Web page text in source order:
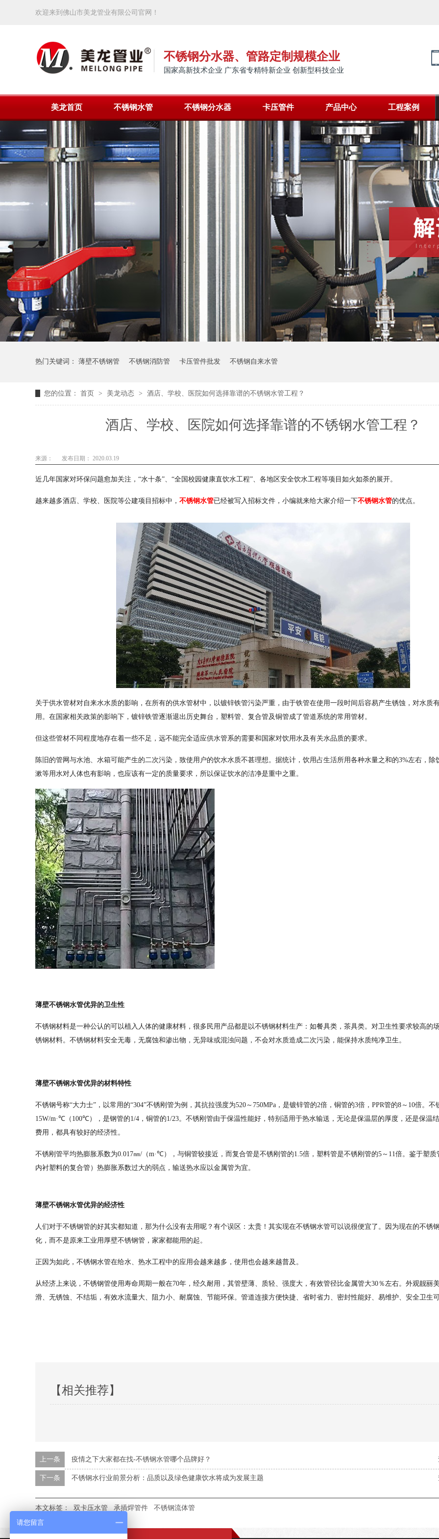
欢迎来到佛山市美龙管业有限公司官网！
不锈钢分水器、管路定制规模企业
国家高新技术企业 广东省专精特新企业 创新型科技企业
美龙首页 不锈钢水管 不锈钢分水器 卡压管件 产品中心 工程案例
热门关键词： 薄壁不锈钢管 不锈钢消防管 卡压管件批发 不锈钢自来水管
您的位置： 首页 > 美龙动态 > 酒店、学校、医院如何选择靠谱的不锈钢水管工程？
酒店、学校、医院如何选择靠谱的不锈钢水管工程？
来源： 发布日期： 2020.03.19
近几年国家对环保问题愈加关注，“水十条”、“全国校园健康直饮水工程”、各地区安全饮水工程等项目如火如荼的展开。
越来越多酒店、学校、医院等公建项目招标中， 不锈钢水管已经被写入招标文件，小编就来给大家介绍一下不锈钢水管的优点。
关于供水管材对自来水水质的影响，在所有的供水管材中，以镀锌铁管污染严重，由于铁管在使用一段时间后容易产生锈蚀，对水质
用。在国家相关政策的影响下，镀锌铁管逐渐退出历史舞台，塑料管、复合管及铜管成了管道系统的常用管材。
但这些管材不同程度地存在着一些不足，远不能完全适应供水管系的需要和国家对饮用水及有关水品质的要求。
陈旧的管网与水池、水箱可能产生的二次污染，致使用户的饮水水质不甚理想。据统计，饮用占生活所用各种水量之和的3%左右，除
漱等用水对人体也有影响，也应该有一定的质量要求，所以保证饮水的洁净是重中之重。
薄壁不锈钢水管优异的卫生性
不锈钢材料是一种公认的可以植入人体的健康材料，很多民用产品都是以不锈钢材料生产：如餐具类，茶具类。对卫生性要求较高的
锈钢材料。不锈钢材料安全无毒，无腐蚀和渗出物，无异味或混浊问题，不会对水质造成二次污染，能保持水质纯净卫生。
薄壁不锈钢水管优异的材料特性
不锈钢号称“大力士”，以常用的“304”不锈刚管为例，其抗拉强度为520～750MPa，是镀锌管的2倍，铜管的3倍，PPR管的8～10倍。不
15W/m·℃（100℃），是钢管的1/4，铜管的1/23。不锈刚管由于保温性能好，特别适用于热水输送，无论是保温层的厚度，还是保温
费用，都具有较好的经济性。
不锈刚管平均热膨胀系数为0.017㎜/（m·℃），与铜管较接近，而复合管是不锈刚管的1.5倍，塑料管是不锈刚管的5～11倍。鉴于塑质
内衬塑料的复合管）热膨胀系数过大的弱点，输送热水应以金属管为宜。
薄壁不锈钢水管优异的经济性
人们对于不锈钢管的好其实都知道，那为什么没有去用呢？有个误区：太贵！其实现在不锈钢水管可以说很便宜了。因为现在的不锈
化，而不是原来工业用厚壁不锈钢管，家家都能用的起。
正因为如此，不锈钢水管在给水、热水工程中的应用会越来越多，使用也会越来越普及。
从经济上来说，不锈钢管使用寿命周期一般在70年，经久耐用，其管壁薄、质轻、强度大，有效管径比金属管大30％左右。外观靓丽
滑、无锈蚀、不结垢，有效水流量大、阻力小、耐腐蚀、节能环保。管道连接方便快捷、省时省力、密封性能好、易维护、安全卫生可
【相关推荐】
上一条 疫情之下大家都在找-不锈钢水管哪个品牌好？
下一条 不锈钢水行业前景分析：品质以及绿色健康饮水将成为发展主题
本文标签： 双卡压水管 承插焊管件 不锈钢流体管
请您留言